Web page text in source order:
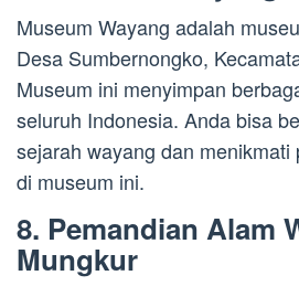
Museum Wayang adalah
Desa Sumbernongko,
Museum ini menyimpan
seluruh Indonesia. Anda bisa
sejarah wayang dan
di museum ini.
8. Pemandian Alam
Mungkur